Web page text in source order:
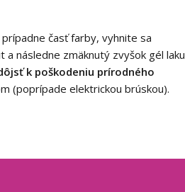
časť farby, vyhnite sa
následne zmäknutý zvyšok gél laku
k poškodeniu prírodného
(poprípade elektrickou brúskou).